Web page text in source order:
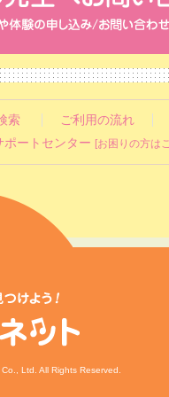
索
ご利用の流れ
ポートセンター [お困りの方は
Ltd. All Rights Reserved.